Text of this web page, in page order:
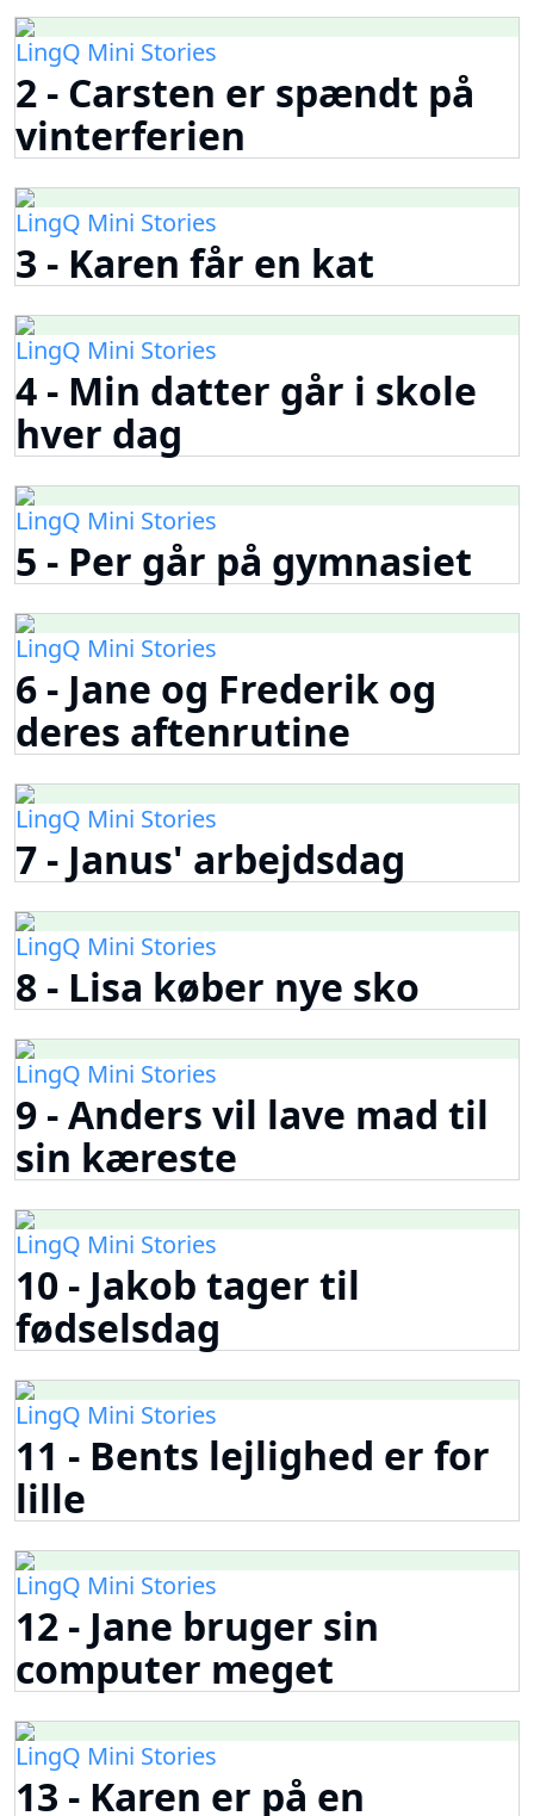
LingQ Mini Stories
2 - Carsten er spændt på
vinterferien
LingQ Mini Stories
3 - Karen får en kat
LingQ Mini Stories
4 - Min datter går i skole
hver dag
LingQ Mini Stories
5 - Per går på gymnasiet
LingQ Mini Stories
6 - Jane og Frederik og
deres aftenrutine
LingQ Mini Stories
7 - Janus' arbejdsdag
LingQ Mini Stories
8 - Lisa køber nye sko
LingQ Mini Stories
9 - Anders vil lave mad til
sin kæreste
LingQ Mini Stories
10 - Jakob tager til
fødselsdag
LingQ Mini Stories
11 - Bents lejlighed er for
lille
LingQ Mini Stories
12 - Jane bruger sin
computer meget
LingQ Mini Stories
13 - Karen er på en